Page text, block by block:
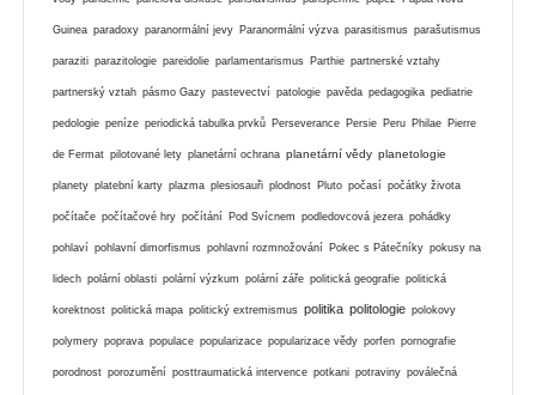
Guinea paradoxy paranormální jevy Paranormální výzva parasitismus parašutismus
paraziti parazitologie pareidolie parlamentarismus Parthie partnerské vztahy
partnerský vztah pásmo Gazy pastevectví patologie pavěda pedagogika pediatrie
pedologie peníze periodická tabulka prvků Perseverance Persie Peru Philae Pierre
de Fermat pilotované lety planetární ochrana planetární vědy planetologie
planety platební karty plazma plesiosauři plodnost Pluto počasí počátky života
počítače počítačové hry počítání Pod Svícnem podledovcová jezera pohádky
pohlaví pohlavní dimorfismus pohlavní rozmnožování Pokec s Pátečníky pokusy na
lidech polární oblasti polární výzkum polární záře politická geografie politická
korektnost politická mapa politický extremismus politika politologie polokovy
polymery poprava populace popularizace popularizace vědy porfen pornografie
porodnost porozumění posttraumatická intervence potkani potraviny poválečná